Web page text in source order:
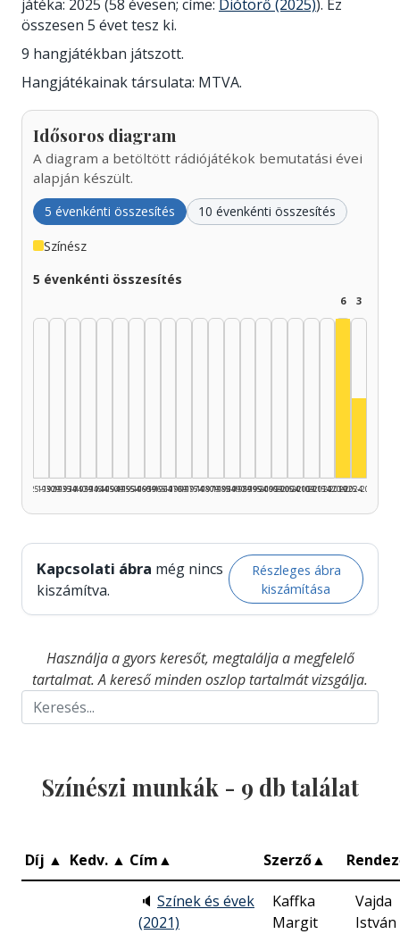
játéka: 2025 (58 évesen; címe: Diótörő (2025)). Ez
összesen 5 évet tesz ki.
9 hangjátékban játszott.
Hangjátékainak társulata: MTVA.
Idősoros diagram
A diagram a betöltött rádiójátékok bemutatási évei
alapján készült.
5 évenkénti összesítés 10 évenkénti összesítés
Színész
5 évenkénti összesítés
1925–1929
1930–1934
1935–1939
1940–1944
1945–1949
1950–1954
1955–1959
1960–1964
1965–1969
1970–1974
1975–1979
1980–1984
1985–1989
1990–1994
1995–1999
2000–2004
2005–2009
2010–2014
2015–2019
6
2020–2024
3
2025–2026
Kapcsolati ábra még nincs
kiszámítva.
Részleges ábra
kiszámítása
Használja a gyors keresőt, megtalálja a megfelelő
tartalmat. A kereső minden oszlop tartalmát vizsgálja.
Színészi munkák - 9 db találat
Díj ▲ Kedv. ▲ Cím▲ Szerző▲
🔈 Színek és évek
(2021)
Kaffka
Margit
Vajda
István